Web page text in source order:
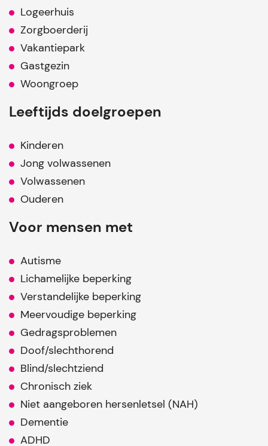
Logeerhuis
Zorgboerderij
Vakantiepark
Gastgezin
Woongroep
Leeftijds doelgroepen
Kinderen
Jong volwassenen
Volwassenen
Ouderen
Voor mensen met
Autisme
Lichamelijke beperking
Verstandelijke beperking
Meervoudige beperking
Gedragsproblemen
Doof/slechthorend
Blind/slechtziend
Chronisch ziek
Niet aangeboren hersenletsel (NAH)
Dementie
ADHD